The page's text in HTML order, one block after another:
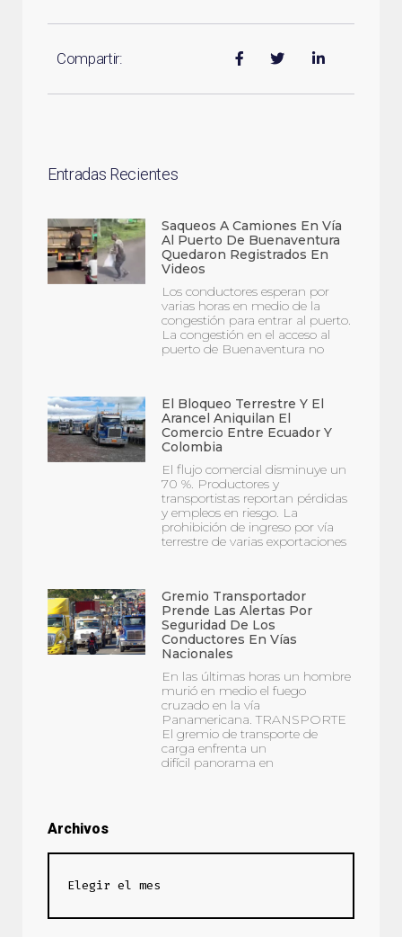
Compartir:
Entradas Recientes
Saqueos A Camiones En Vía
Al Puerto De Buenaventura
Quedaron Registrados En
Videos
Los conductores esperan por
varias horas en medio de la
congestión para entrar al puerto.
La congestión en el acceso al
puerto de Buenaventura no
El Bloqueo Terrestre Y El
Arancel Aniquilan El
Comercio Entre Ecuador Y
Colombia
El flujo comercial disminuye un
70 %. Productores y
transportistas reportan pérdidas
y empleos en riesgo. La
prohibición de ingreso por vía
terrestre de varias exportaciones
Gremio Transportador
Prende Las Alertas Por
Seguridad De Los
Conductores En Vías
Nacionales
En las últimas horas un hombre
murió en medio el fuego
cruzado en la vía
Panamericana. TRANSPORTE
El gremio de transporte de
carga enfrenta un
difícil panorama en
Archivos